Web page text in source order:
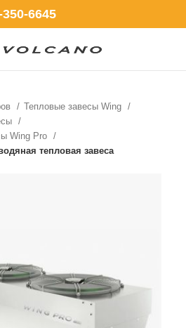
6645
Тепловые завесы Wing
Wing Pro
тепловая завеса